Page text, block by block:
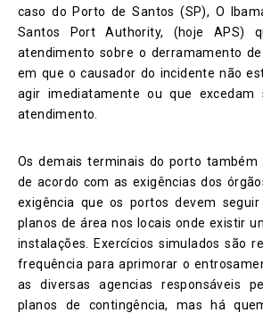
caso do Porto de Santos (SP), O
Santos Port Authority, (hoje APS)
atendimento sobre o derramamento
em que o causador do incidente não
agir imediatamente ou que excedam
atendimento.
Os demais terminais do porto também
de acordo com as exigências dos
exigência que os portos devem
planos de área nos locais onde existir
instalações. Exercícios simulados são
frequência para aprimorar o
as diversas agencias responsáveis
planos de contingência, mas há